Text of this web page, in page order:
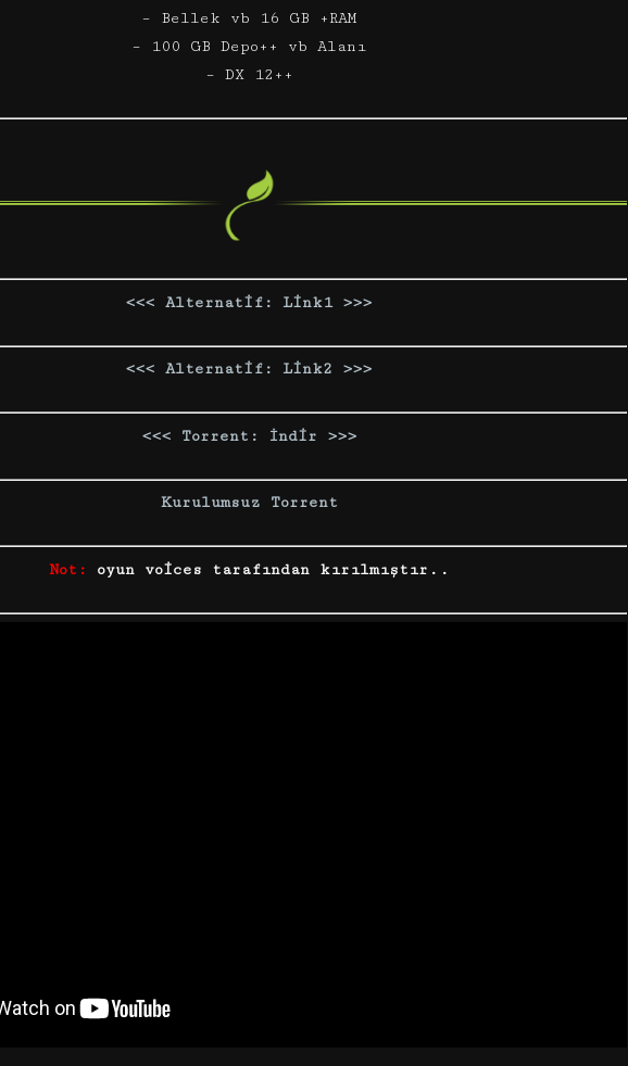
– Bellek vb 16 GB +RAM
– 100 GB Depo++ vb Alanı
– DX 12++
<<< Alternatif: Link1 >>>
<<< Alternatif: Link2 >>>
<<< Torrent: İndir >>>
Kurulumsuz Torrent
Not: oyun voices tarafından kırılmıştır..